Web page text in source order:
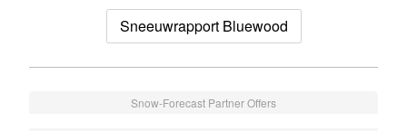
Sneeuwrapport Bluewood
Snow-Forecast Partner Offers